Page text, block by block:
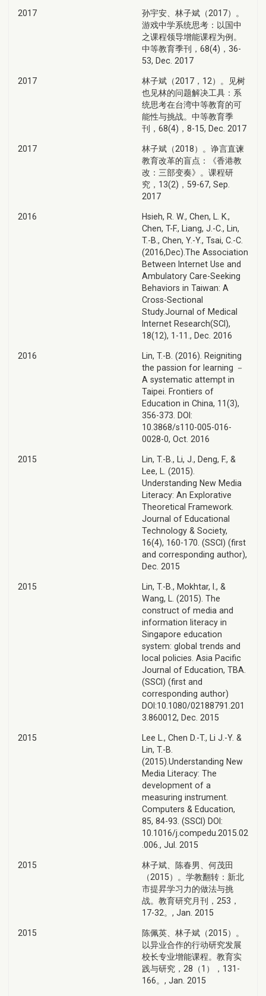
2017
孙宇安、林子斌（2017）。
游戏中学系统思考：以国中
之课程领导增能课程为例。
中等教育季刊，68(4)，36-
53, Dec. 2017
2017
林子斌（2017，12）。见树
也见林的问题解决工具：系
统思考在台湾中等教育的可
能性与挑战。中等教育季
刊，68(4)，8-15, Dec. 2017
2017
林子斌（2018）。诤言直谏
教育改革的盲点：《香港教
改：三部变奏》。课程研
究，13(2)，59-67, Sep.
2017
2016
Hsieh, R. W., Chen, L. K.,
Chen, T-F., Liang, J.-C., Lin,
T.-B., Chen, Y.-Y., Tsai, C.-C.
(2016,Dec).The Association
Between Internet Use and
Ambulatory Care-Seeking
Behaviors in Taiwan: A
Cross-Sectional
Study.Journal of Medical
Internet Research(SCI),
18(12), 1-11., Dec. 2016
2016
Lin, T.-B. (2016). Reigniting
the passion for learning －
A systematic attempt in
Taipei. Frontiers of
Education in China, 11(3),
356-373. DOI:
10.3868/s110-005-016-
0028-0, Oct. 2016
2015
Lin, T.-B., Li, J., Deng, F., &
Lee, L. (2015).
Understanding New Media
Literacy: An Explorative
Theoretical Framework.
Journal of Educational
Technology & Society,
16(4), 160-170. (SSCI) (first
and corresponding author),
Dec. 2015
2015
Lin, T.-B., Mokhtar, I., &
Wang, L. (2015). The
construct of media and
information literacy in
Singapore education
system: global trends and
local policies. Asia Pacific
Journal of Education, TBA.
(SSCI) (first and
corresponding author)
DOI:10.1080/02188791.201
3.860012, Dec. 2015
2015
Lee L., Chen D.-T., Li J.-Y. &
Lin, T.-B.
(2015).Understanding New
Media Literacy: The
development of a
measuring instrument.
Computers & Education,
85, 84-93. (SSCI) DOI:
10.1016/j.compedu.2015.02
.006., Jul. 2015
2015
林子斌、陈春男、何茂田
（2015）。学教翻转：新北
市提昇学习力的做法与挑
战。教育研究月刊，253，
17-32。, Jan. 2015
2015
陈佩英、林子斌（2015）。
以异业合作的行动研究发展
校长专业增能课程。教育实
践与研究，28（1），131-
166。, Jan. 2015